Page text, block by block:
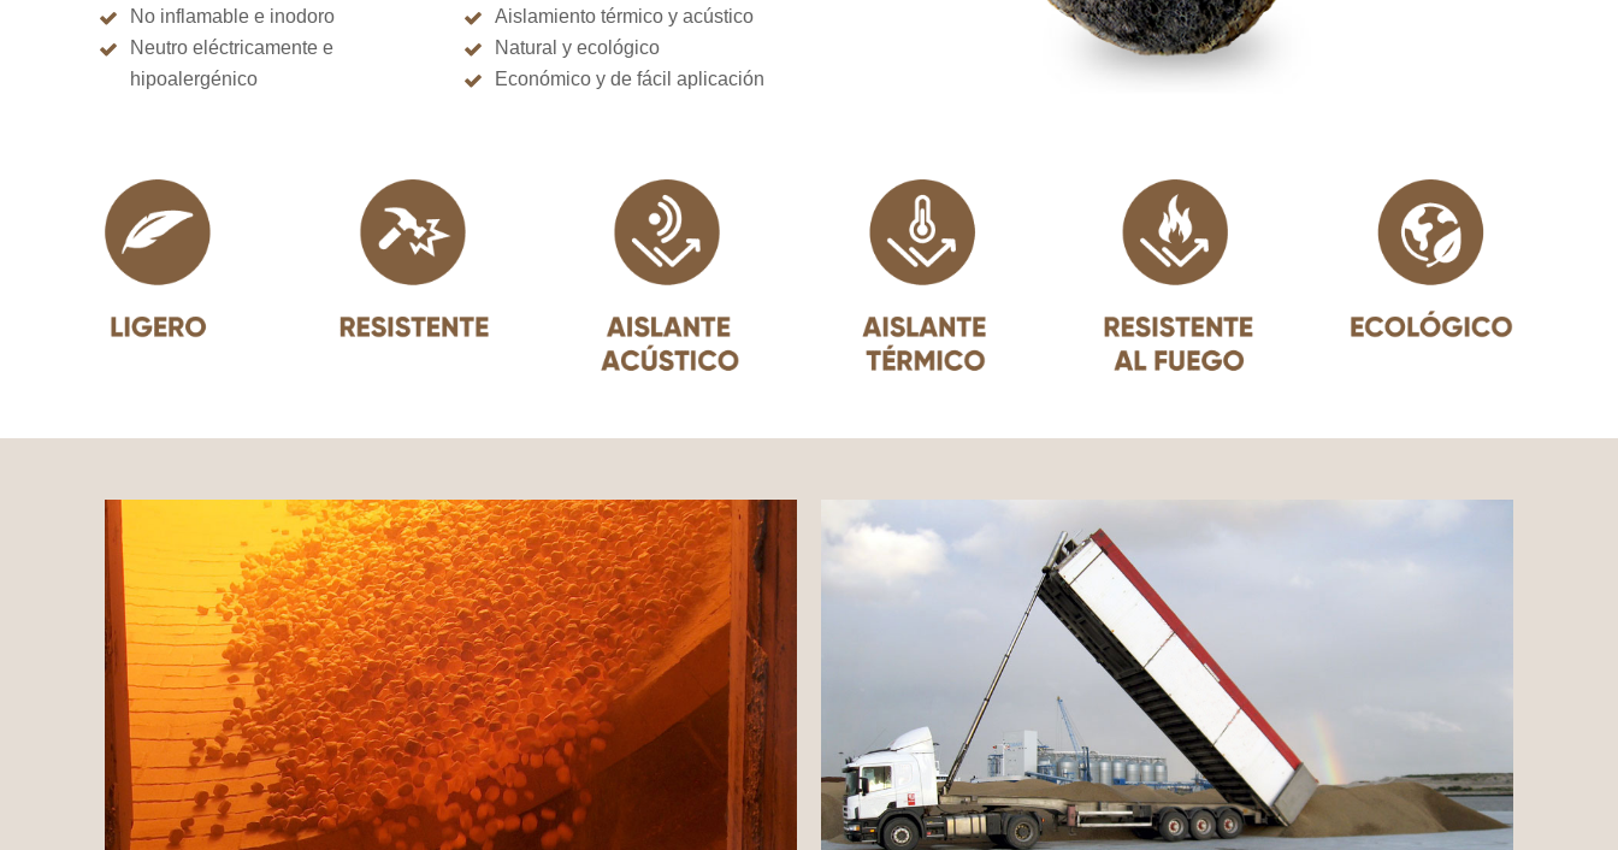
No inflamable e inodoro
Neutro eléctricamente e
hipoalergénico
Aislamiento térmico y acústico
Natural y ecológico
Económico y de fácil aplicación